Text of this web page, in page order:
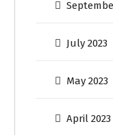
July 2023
May 2023
April 2023